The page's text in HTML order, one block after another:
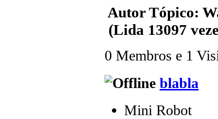
AutorTópico:
(Lida 13097
0 Membros e 1
blabla
Mini Robot